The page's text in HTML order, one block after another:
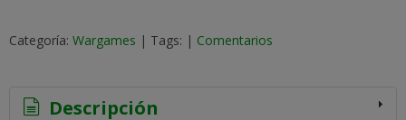
Categoría: Wargames | Tags: | Comentarios
Descripción